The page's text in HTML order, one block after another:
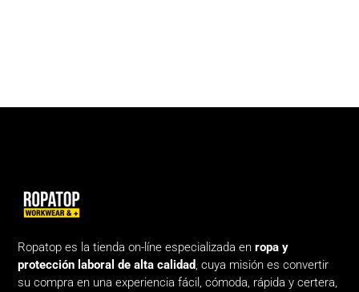
Ropatop es la tienda on-líne especializada enropa y
protección laboral de alta calidad, cuya misión es convertir
su compra en una experiencia fácil, cómoda, rápida y certera,